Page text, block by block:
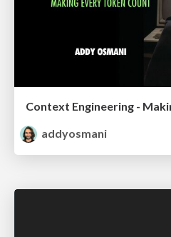
Context Engineering -
addyosmani